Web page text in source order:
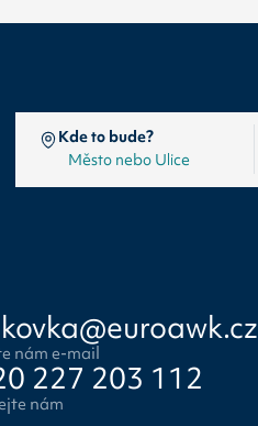
Kde to bude?
nám e-mail
227 203 112
nám